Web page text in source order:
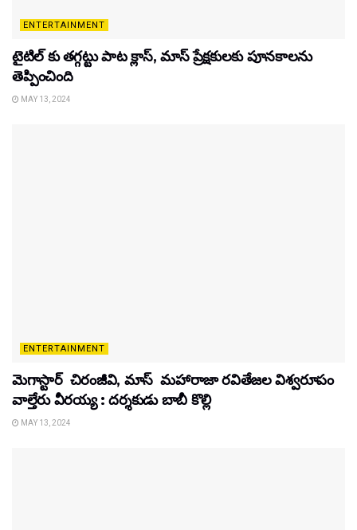
ENTERTAINMENT
టైటిల్‌ కు తగ్గట్టు పాట క్లాస్, మాస్ ప్రేక్షకులకు పూనకాలను
తెప్పించింది
MAY 13, 2024
ENTERTAINMENT
మెగాస్టార్ చిరంజీవి, మాస్ మహారాజా రవితేజల విశ్వరూపం
వాల్తేరు వీరయ్య : దర్శకుడు బాబీ కొల్లి
MAY 13, 2024